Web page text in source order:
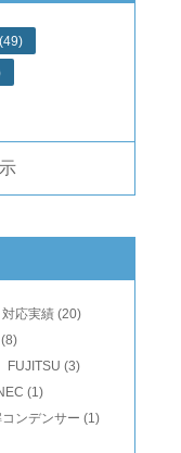
対応実績 (20)
FUJITSU (3)
(1)
コンデンサー (1)